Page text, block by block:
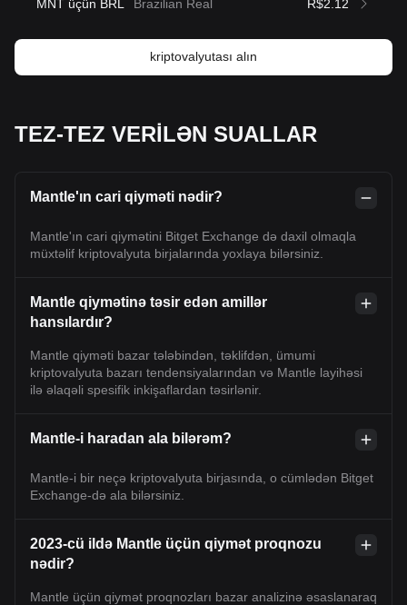
MNT üçün BRL Brazilian Real R$2.12
kriptovalyutası alın
TEZ-TEZ VERİLƏN SUALLAR
Mantle'ın cari qiyməti nədir?
Mantle'ın cari qiymətini Bitget Exchange də daxil olmaqla
müxtəlif kriptovalyuta birjalarında yoxlaya bilərsiniz.
Mantle qiymətinə təsir edən amillər
hansılardır?
Mantle qiyməti bazar tələbindən, təklifdən, ümumi
kriptovalyuta bazarı tendensiyalarından və Mantle layihəsi
ilə əlaqəli spesifik inkişaflardan təsirlənir.
Mantle-i haradan ala bilərəm?
Mantle-i bir neçə kriptovalyuta birjasında, o cümlədən Bitget
Exchange-də ala bilərsiniz.
2023-cü ildə Mantle üçün qiymət proqnozu
nədir?
Mantle üçün qiymət proqnozları bazar analizinə əsaslanaraq